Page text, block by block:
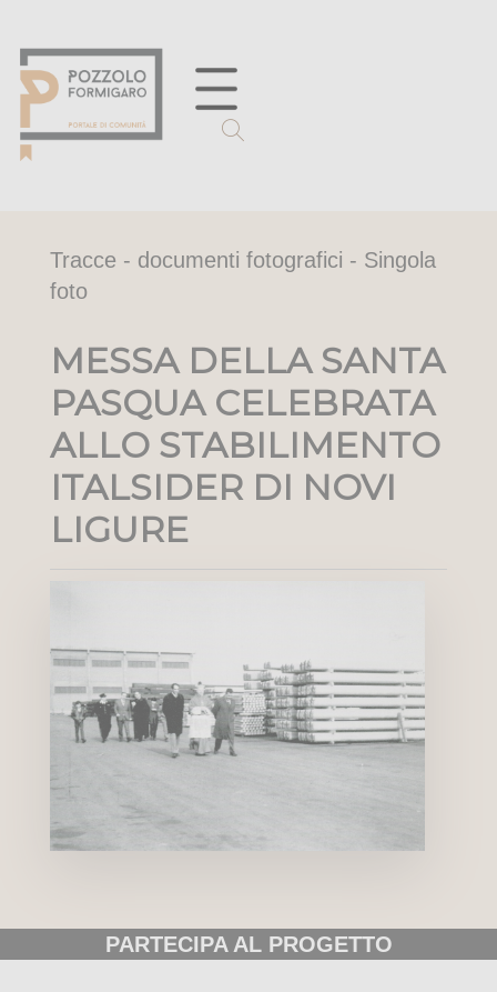
Tracce - documenti fotografici - Singola
foto
MESSA DELLA SANTA
PASQUA CELEBRATA
ALLO STABILIMENTO
ITALSIDER DI NOVI
LIGURE
PARTECIPA AL PROGETTO